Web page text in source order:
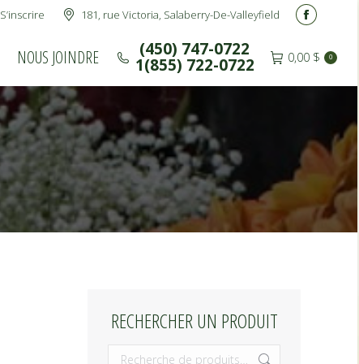
S’inscrire 181, rue Victoria, Salaberry-De-Valleyfield
Facebook
opens
in
window
NOUS JOINDRE (450) 747-0722
1(855) 722-0722 0,00 $ 0
RECHERCHER UN PRODUIT
NOUS JOINDRE (450) 747-0722 0,00$